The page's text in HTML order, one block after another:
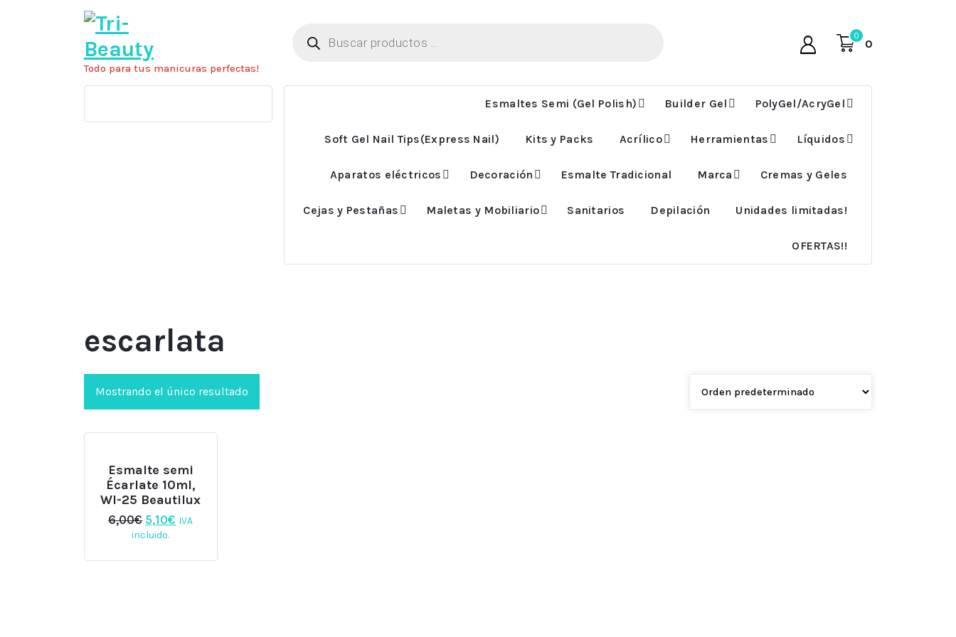
Todo para tus manicuras perfectas!
productos
0
0
Esmaltes Semi (Gel Polish) Builder Gel PolyGel/AcryGel
Soft Gel Nail Tips(Express Nail) Kits y Packs Acrílico Herramientas Líquidos
Aparatos eléctricos Decoración Esmalte Tradicional Marca Cremas y Geles
Cejas y Pestañas Maletas y Mobiliario Sanitarios Depilación Unidades limitadas!
OFERTAS!!
escarlata
Mostrando el único resultado
Esmalte semi
Écarlate 10ml,
WI-25 Beautilux
6,00€ El
precio
era:
5,10€ El
es:
IVA
incluido.